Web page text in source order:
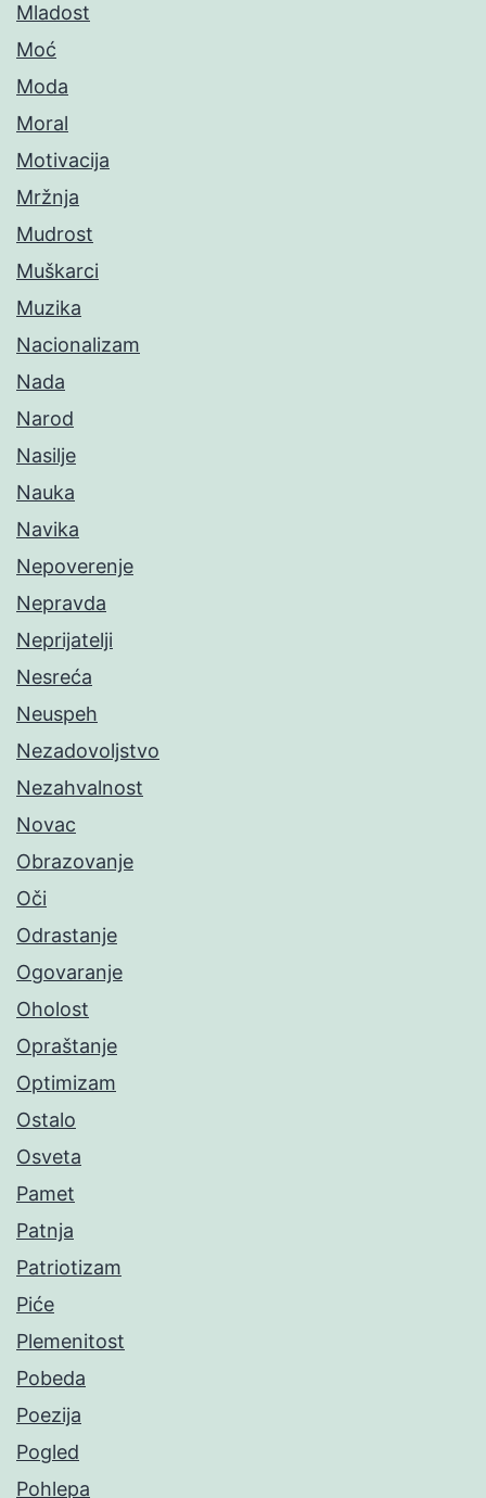
Mladost
Moć
Moda
Moral
Motivacija
Mržnja
Mudrost
Muškarci
Muzika
Nacionalizam
Nada
Narod
Nasilje
Nauka
Navika
Nepoverenje
Nepravda
Neprijatelji
Nesreća
Neuspeh
Nezadovoljstvo
Nezahvalnost
Novac
Obrazovanje
Oči
Odrastanje
Ogovaranje
Oholost
Opraštanje
Optimizam
Ostalo
Osveta
Pamet
Patnja
Patriotizam
Piće
Plemenitost
Pobeda
Poezija
Pogled
Pohlepa